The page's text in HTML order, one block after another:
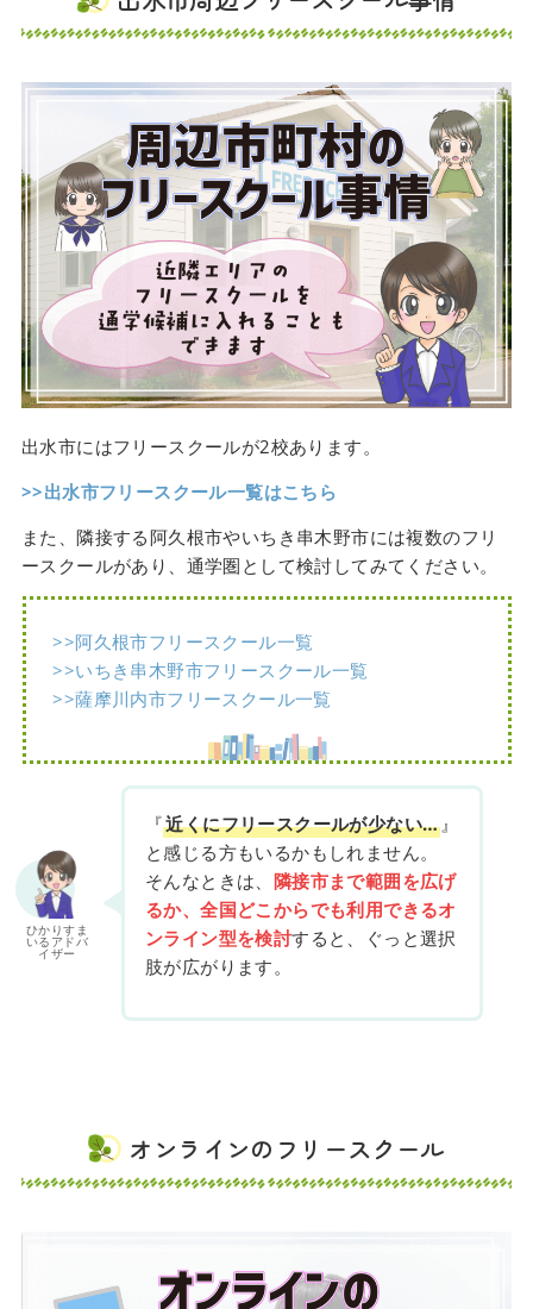
出水市にはフリースクールが2校あります。
>>出水市フリースクール一覧はこちら
また、隣接する阿久根市やいちき串木野市には複数のフリ
ースクールがあり、通学圏として検討してみてください。
>>阿久根市フリースクール一覧
>>いちき串木野市フリースクール一覧
>>薩摩川内市フリースクール一覧
ひかりすま
いるアドバ
イザー
『近くにフリースクールが少ない… 』
と感じる方もいるかもしれません。
そんなときは、 隣接市まで範囲を広げ
るか、全国どこからでも利用できるオ
ンライン型を検討すると、ぐっと選択
肢が広がります。
オンラインのフリースクール